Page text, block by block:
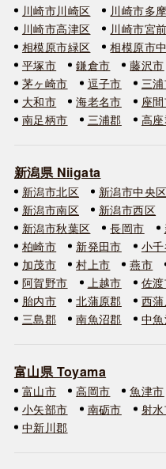
川崎市川崎区 川崎市多
川崎市高津区
川崎市宮
相模原市緑区
相模原市
平塚市
鎌倉市 藤沢市
茅ヶ崎市
逗子市 三
大和市
海老名市 座
南足柄市
三浦郡 高
新潟県 Niigata
新潟市北区 新潟市中央区
新潟市南区
新潟市西区
新潟市秋葉区
長岡市
柏崎市
新発田市 小
加茂市
村上市 燕市
阿賀野市
上越市 佐
胎内市
北蒲原郡 西
三島郡
南魚沼郡 中
富山県 Toyama
富山市 高岡市 魚津市
小矢部市
南砺市 射
中新川郡